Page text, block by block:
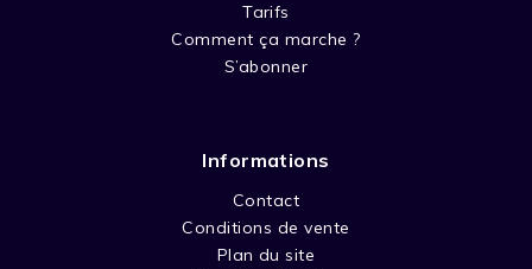
Tarifs
Comment ça marche ?
S’abonner
Informations
Contact
Conditions de vente
Plan du site